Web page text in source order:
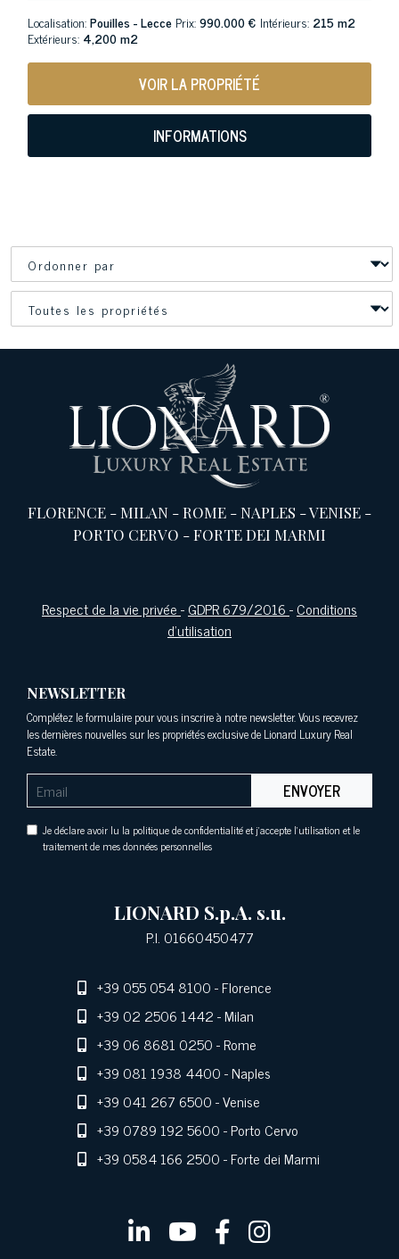
Localisation:Pouilles - Lecce Prix:990.000 € Intérieurs: 215 m2
Extérieurs: 4,200 m2
VOIR LA PROPRIÉTÉ
INFORMATIONS
FLORENCE -MILAN -ROME -NAPLES -VENISE -
PORTO CERVO -FORTE DEI MARMI
Respect de la vie privée-GDPR 679/2016-Conditions
d'utilisation
NEWSLETTER
Complétez le formulaire pour vous inscrire à notre newsletter. Vous recevrez
les dernières nouvelles sur les propriétés exclusive de Lionard Luxury Real
Estate.
ENVOYER
Je déclare avoir lu la politique de confidentialité et j'accepte l'utilisation et le
traitement de mes données personnelles
LIONARD S.p.A. s.u.
P.I. 01660450477
+39 055 054 8100- Florence
+39 02 2506 1442- Milan
+39 06 8681 0250- Rome
+39 081 1938 4400- Naples
+39 041 267 6500- Venise
+39 0789 192 5600- Porto Cervo
+39 0584 166 2500- Forte dei Marmi